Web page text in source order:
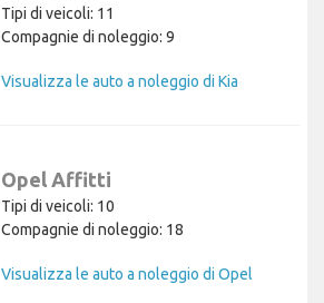
Tipi di veicoli: 11
Compagnie di noleggio: 9
Visualizza le auto a noleggio di Kia
Opel Affitti
Tipi di veicoli: 10
Compagnie di noleggio: 18
Visualizza le auto a noleggio di Opel